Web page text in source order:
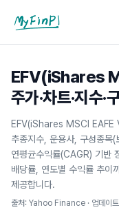
마이핀플
EFV(iShares
주가·차트·지수·
EFV(iShares MSCI EAFE
추종지수, 운용사, 구성종목
연평균수익률(CAGR) 기반
배당률, 연도별 수익률 추이
제공합니다.
출처: Yahoo Finance · 업데이